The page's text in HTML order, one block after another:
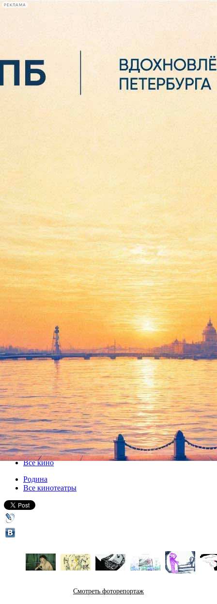
РЕКЛАМА
Сегодня:
2026.08.06
19:11
Лондонский анимационный
фестиваль LIAF
30 января 2014, четверг-09 февраля 2014, воскресенье
Версия для печати
Все кино
Родина
Все кинотеатры
Смотреть фоторепортаж